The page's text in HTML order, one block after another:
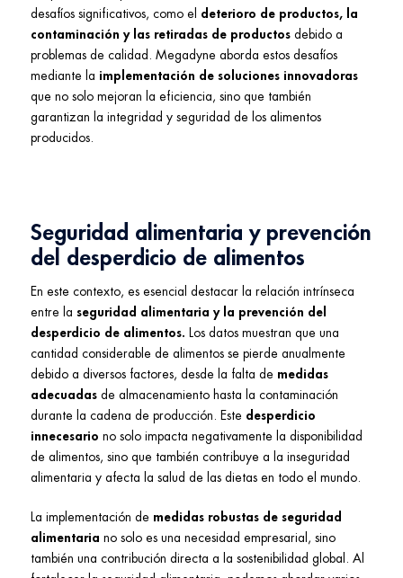
desafíos significativos, como el deterioro de productos, la
contaminación y las retiradas de productos debido a
problemas de calidad. Megadyne aborda estos desafíos
mediante la implementación de soluciones innovadoras
que no solo mejoran la eficiencia, sino que también
garantizan la integridad y seguridad de los alimentos
producidos.
Seguridad alimentaria y prevención
del desperdicio de alimentos
En este contexto, es esencial destacar la relación intrínseca
entre la seguridad alimentaria y la prevención del
desperdicio de alimentos.
Los datos muestran que una
cantidad considerable de alimentos se pierde anualmente
debido a diversos factores, desde la falta de medidas
adecuadas de almacenamiento hasta la contaminación
durante la cadena de producción. Este desperdicio
innecesario no solo impacta negativamente la disponibilidad
de alimentos, sino que también contribuye a la inseguridad
alimentaria y afecta la salud de las dietas en todo el mundo.
La implementación de medidas robustas de seguridad
alimentaria no solo es una necesidad empresarial, sino
también una contribución directa a la sostenibilidad global. Al